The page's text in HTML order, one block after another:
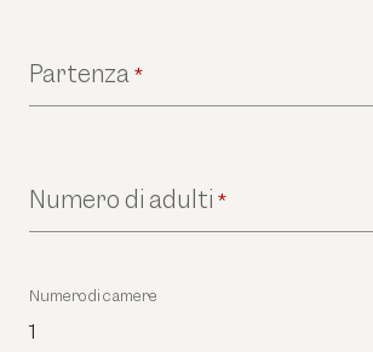
Partenza*
Numero di adulti *
Numero di camere
1